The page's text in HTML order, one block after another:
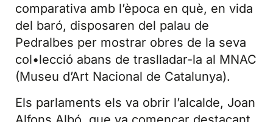
comparativa amb l’època en què, en vida
del baró, disposaren del palau de
Pedralbes per mostrar obres de la seva
col•lecció abans de traslladar-la al MNAC
(Museu d’Art Nacional de Catalunya).
Els parlaments els va obrir l’alcalde, Joan